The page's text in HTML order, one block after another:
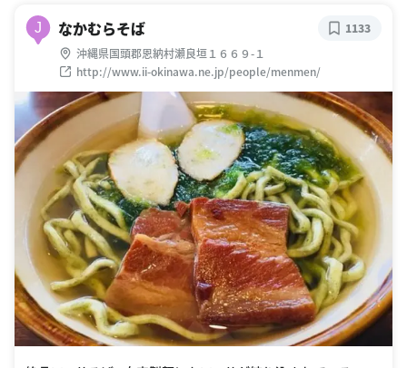
J なかむらそば
沖縄県国頭郡恩納村瀬良垣１６６９-１
http://www.ii-okinawa.ne.jp/people/menmen/
1133